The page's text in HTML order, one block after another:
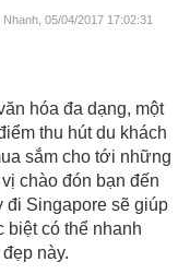
Nhanh , 05/04/2017 17:02:31
hóa đa dạng, một
thu hút du khách
sắm cho tới những
chào đón bạn đến
đi Singapore sẽ giúp
biệt có thể nhanh
này.